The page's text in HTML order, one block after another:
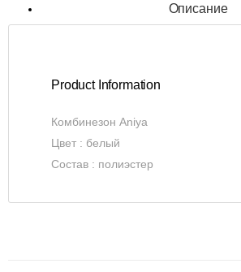
Описание
Product Information
Комбинезон Aniya
Цвет : белый
Состав : полиэстер